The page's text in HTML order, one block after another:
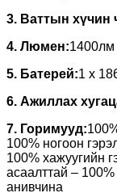
3. Ваттын хүчин
4. Люмен:1400лм
5. Батерей:1 x
6. Ажиллах
7. Горимууд:
100% ногоон
100% хажуугийн
асаалттай – 100%
анивчина